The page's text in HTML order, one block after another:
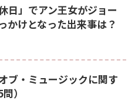
日」でアン王女がジョー
かけとなった出来事は？
ブ・ミュージックに関す
）